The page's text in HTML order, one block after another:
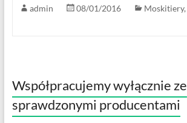
admin 08/01/2016 Moskitiery,
Współpracujemy wyłącznie ze
sprawdzonymi producentami